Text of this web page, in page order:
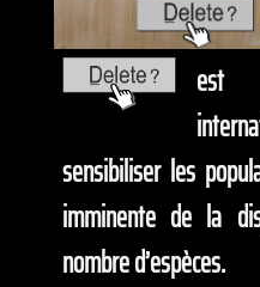
est
sensibiliser les
imminente de la
nombre d’espèces.